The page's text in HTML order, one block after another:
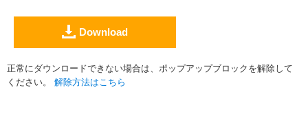
Download
正常にダウンロードできない場合は、ポップアップブロックを解除して
ください。 解除方法はこちら